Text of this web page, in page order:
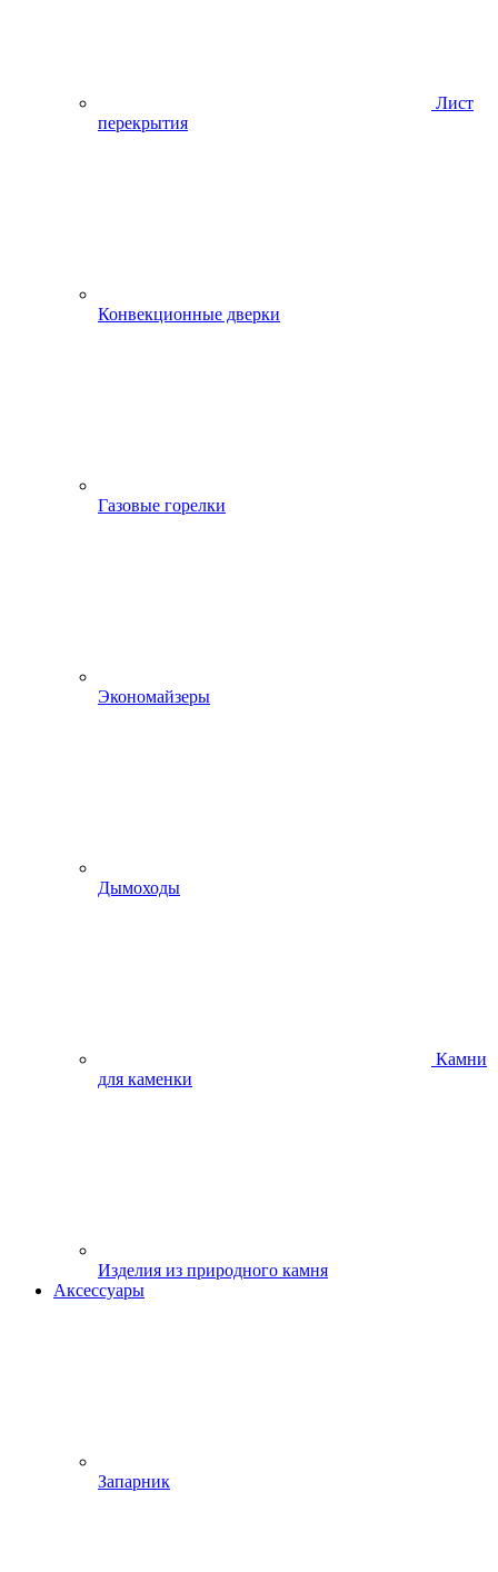
Лист
перекрытия
Конвекционные дверки
Газовые горелки
Экономайзеры
Дымоходы
Камни
для каменки
Изделия из природного камня
Аксессуары
Запарник